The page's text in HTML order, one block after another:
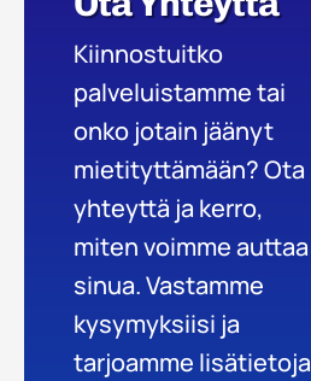
Kiinnostuitko
palveluistamme tai
onko jotain jäänyt
mietityttämään? Ota
yhteyttä ja kerro,
miten voimme auttaa
sinua. Vastamme
kysymyksiisi ja
tarjoamme lisätietoja